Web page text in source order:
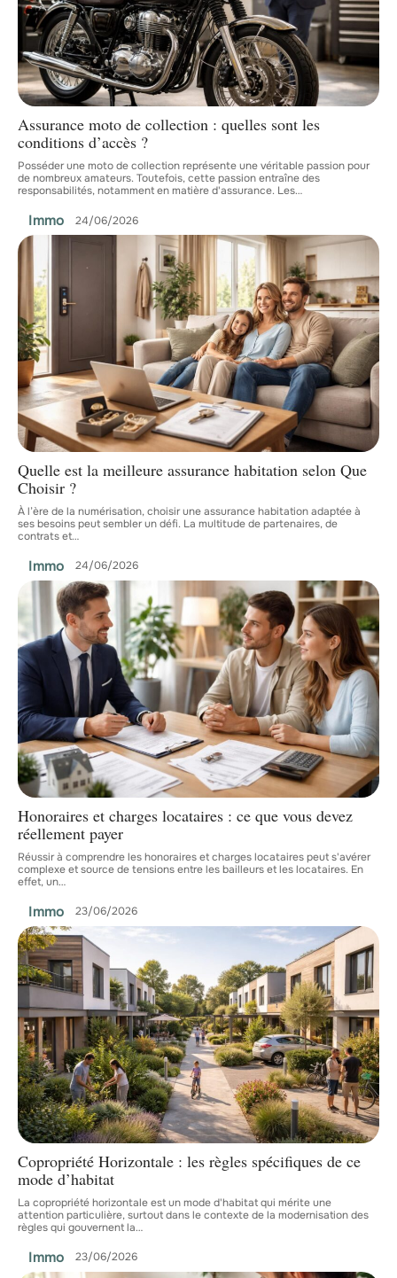
Assurance moto de collection : quelles sont les
conditions d’accès ?
Posséder une moto de collection représente une véritable passion pour
de nombreux amateurs. Toutefois, cette passion entraîne des
responsabilités, notamment en matière d'assurance. Les…
Immo 24/06/2026
Quelle est la meilleure assurance habitation selon Que
Choisir ?
À l’ère de la numérisation, choisir une assurance habitation adaptée à
ses besoins peut sembler un défi. La multitude de partenaires, de
contrats et…
Immo 24/06/2026
Honoraires et charges locataires : ce que vous devez
réellement payer
Réussir à comprendre les honoraires et charges locataires peut s'avérer
complexe et source de tensions entre les bailleurs et les locataires. En
effet, un…
Immo 23/06/2026
Copropriété Horizontale : les règles spécifiques de ce
mode d’habitat
La copropriété horizontale est un mode d'habitat qui mérite une
attention particulière, surtout dans le contexte de la modernisation des
règles qui gouvernent la…
Immo 23/06/2026